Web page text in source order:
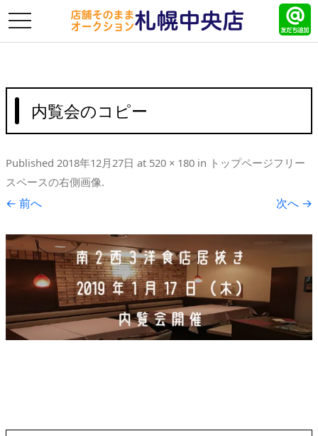
toggle
内覧会のコピー
Published 2018年12月27日 at 520 × 180 in トップページフリー
スペースの右側画像.
← 前へ 次へ →